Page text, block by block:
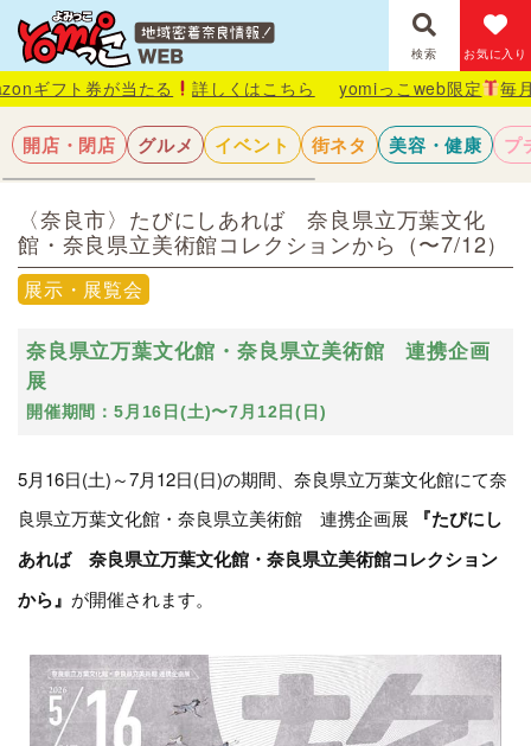
検索 お気に入り
当たる 詳しくはこちら yomiっこweb限定 毎月抽選で1名
開店・閉店 グルメ イベント 街ネタ 美容・健康 プ
〈奈良市〉たびにしあれば 奈良県立万葉文化
館・奈良県立美術館コレクションから（〜7/12）
展示・展覧会
奈良県立万葉文化館・奈良県立美術館 連携企画
展
開催期間：5月16日(土)〜7月12日(日)
5月16日(土)～7月12日(日)の期間、奈良県立万葉文化館にて奈
良県立万葉文化館・奈良県立美術館 連携企画展
『たびにし
あれば 奈良県立万葉文化館・奈良県立美術館コレクション
から』 が開催されます。